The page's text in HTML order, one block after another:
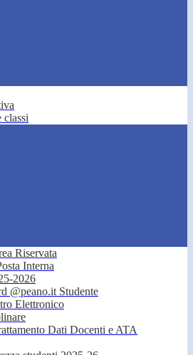
classi
Riservata
Interna
2026
@peano.it Studente
Elettronico
Dati Docenti e ATA